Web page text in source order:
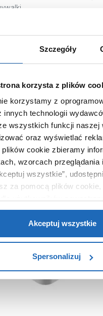
Szczegóły
korzysta z plików
korzystamy z
innych technologii
wszystkich funkcji naszej
oraz wyświetlać
cookie zbieramy
wzorcach przeglądania
wszystkie”,
za pomocą plików cookie,
Jeśli chcesz,
pliki cookie”.Pamiętaj
niektóre pliki cookie mogą
więcej informacji na temat
„Ustawienia plików
Akceptuj wszystkie
Spersonalizuj
EAN
z
48 x
z opakowaniem
8,40 kg
producenta